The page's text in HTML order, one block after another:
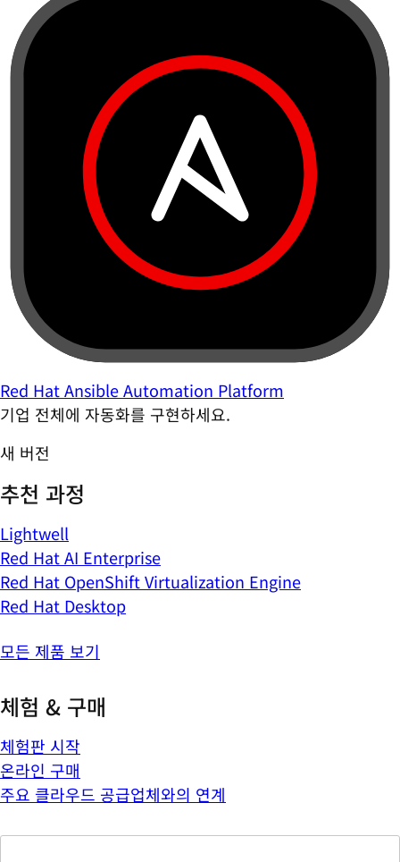
Red Hat Ansible Automation Platform
기업 전체에 자동화를 구현하세요.
새 버전
추천 과정
Lightwell
Red Hat AI Enterprise
Red Hat OpenShift Virtualization Engine
Red Hat Desktop
모든 제품 보기
체험 & 구매
체험판 시작
온라인 구매
주요 클라우드 공급업체와의 연계